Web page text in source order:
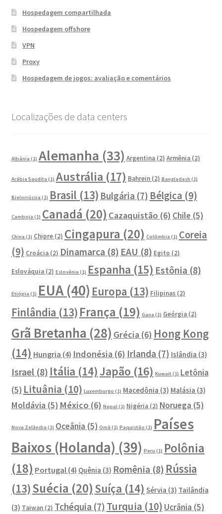
Hospedagem compartilhada
Hospedagem offshore
VPN
Proxy
Hospedagem de jogos: avaliação e comentários
Localizações de data centers
Albânia (1) Alemanha (33) Argentina(2) Armênia(2)
Arábia Saudita (1) Austrália (17) Bahrein(2) Bangladesh (1)
Bielorrússia (1) Brasil (13) Bulgária (7) Bélgica (9)
Camboja (1) Canadá (20) Cazaquistão (6) Chile (5)
China (1) Chipre(2) Cingapura (20) Colômbia (1) Coreia
(9) Croácia(2) Dinamarca (8) EAU (8) Egito (2)
Eslováquia(2) Eslovênia (1) Espanha (15) Estônia (8)
Etiópia (1) EUA(40) Europa (13) Filipinas(2)
Finlândia (13) França (19) Gana (1) Geórgia(2)
Grã Bretanha (28) Grécia(6) Hong Kong
(14) Hungria (4) Indonésia(6) Irlanda (7) Islândia (3)
Israel(8) Itália (14)Japão (16) Kuwait(1) Letônia
(5) Lituânia (10) Luxemburgo (1) Macedônia (3) Malásia (3)
Moldávia (5) México (6) Nepal(1) Nigéria(2) Noruega (5)
Nova Zelândia (1) Oceânia (5) Omã (1) Paquistão (1) Países
Baixos (Holanda) (39) Peru (1) Polônia
(18) Portugal(4) Quênia (3) Romênia (8) Rússia
(13)Suécia (20) Suíça (14) Sérvia (3) Tailândia
(3) Taiwan(2) Tchéquia (7) Turquia (10) Ucrânia (5)